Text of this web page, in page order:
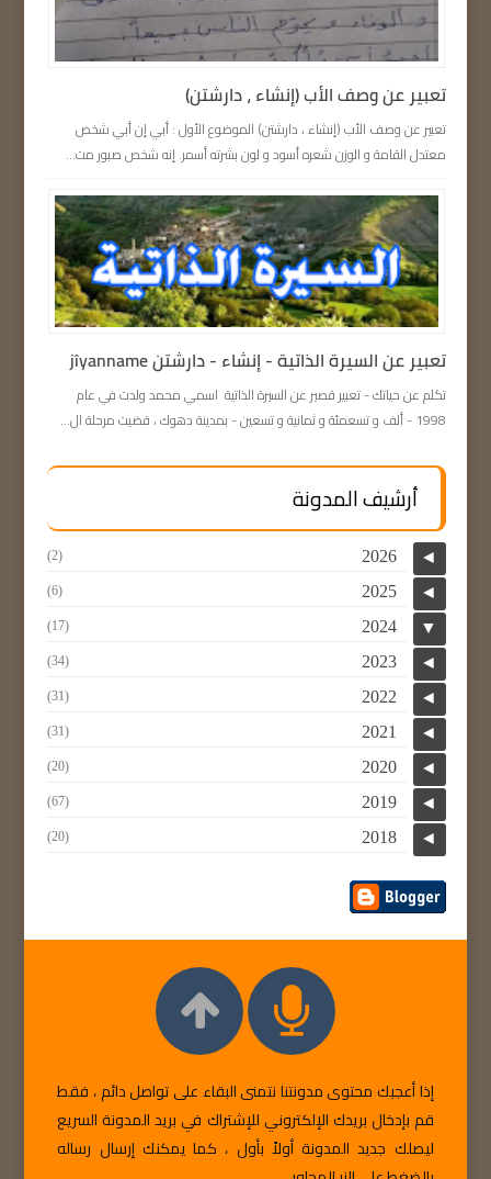
تعبير عن وصف الأب (إنشاء ، دارشتن)
تعبير عن وصف الأب (إنشاء ، دارشتن) الموضوع الأول : أبي إن أبي شخص
معتدل القامة و الوزن شعره أسود و لون بشرته أسمر. إنه شخص صبور مت...
تعبیر عن السيرة الذاتية - إنشاء - دارشتن jîyanname
تكلم عن حياتك - تعبیر قصير عن السيرة الذاتية اسمي محمد ولدت في عام
1998 - ألف و تسعمئة و ثمانية و تسعين - بمدينة دهوك ، قضيت مرحلة ال...
أرشيف المدونة
◄
2026
(2)
◄
2025
(6)
▼
2024
(17)
◄
2023
(34)
◄
2022
(31)
◄
2021
(31)
◄
2020
(20)
◄
2019
(67)
◄
2018
(20)
إذا أعجبك محتوى مدونتنا نتمنى البقاء على تواصل دائم ، فقط
قم بإدخال بريدك الإلكتروني للإشتراك في بريد المدونة السريع
ليصلك جديد المدونة أولاً بأول ، كما يمكنك إرسال رساله